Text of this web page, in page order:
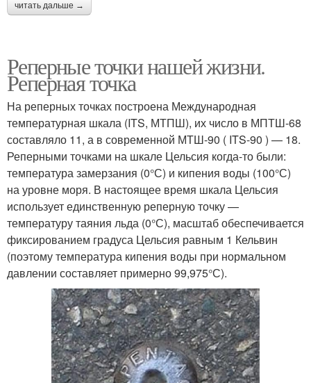
читать дальше →
Реперные точки нашей жизни.
Реперная точка
На реперных точках построена Международная
температурная шкала (ITS, МТПШ), их число в МПТШ-68
составляло 11, а в современной МТШ-90 ( ITS-90 ) — 18.
Реперными точками на шкале Цельсия когда-то были:
температура замерзания (0°С) и кипения воды (100°С)
на уровне моря. В настоящее время шкала Цельсия
использует единственную реперную точку —
температуру таяния льда (0°С), масштаб обеспечивается
фиксированием градуса Цельсия равным 1 Кельвин
(поэтому температура кипения воды при нормальном
давлении составляет примерно 99,975°С).